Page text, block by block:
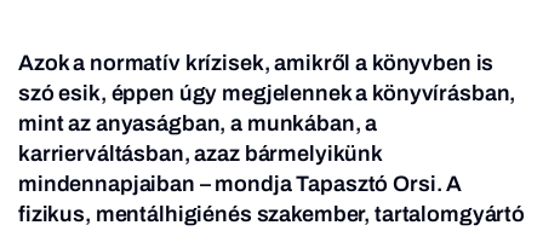
Azok a normatív krízisek, amikről a könyvben is
szó esik, éppen úgy megjelennek a könyvírásban,
mint az anyaságban, a munkában, a
karrierváltásban, azaz bármelyikünk
mindennapjaiban – mondja Tapasztó Orsi. A
fizikus, mentálhigiénés szakember, tartalomgyártó